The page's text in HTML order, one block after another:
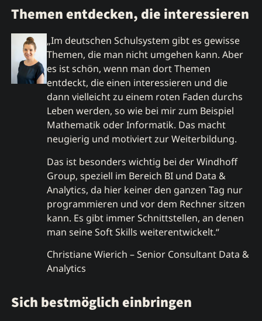
Themen entdecken, die interessieren
„Im deutschen Schulsystem gibt es gewisse
Themen, die man nicht umgehen kann. Aber
es ist schön, wenn man dort Themen
entdeckt, die einen interessieren und die
dann vielleicht zu einem roten Faden durchs
Leben werden, so wie bei mir zum Beispiel
Mathematik oder Informatik. Das macht
neugierig und motiviert zur Weiterbildung.
Das ist besonders wichtig bei der Windhoff
Group, speziell im Bereich BI und Data &
Analytics, da hier keiner den ganzen Tag nur
programmieren und vor dem Rechner sitzen
kann. Es gibt immer Schnittstellen, an denen
man seine Soft Skills weiterentwickelt.“
Christiane Wierich – Senior Consultant Data &
Analytics
Sich bestmöglich einbringen